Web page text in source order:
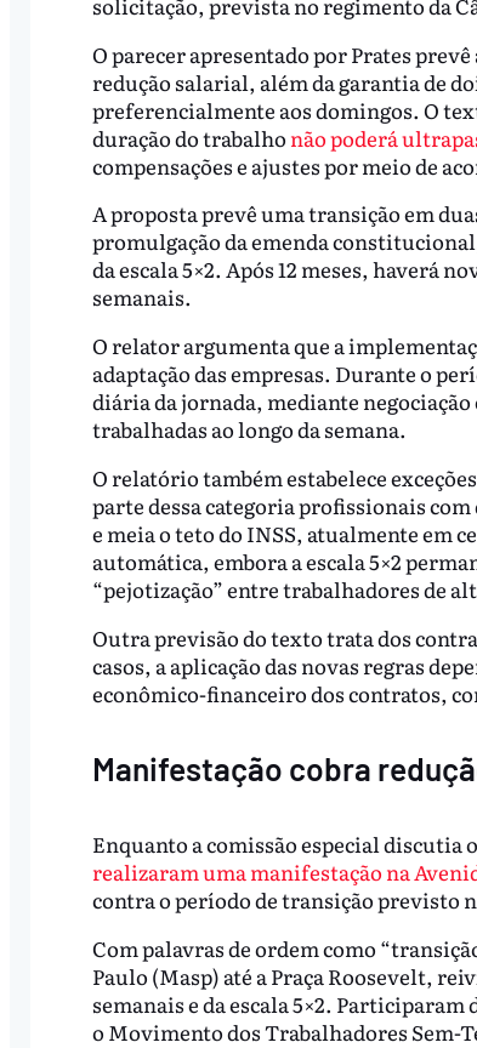
O parecer apresentado por Prates
redução salarial, além da garantia de
preferencialmente aos domingos. O
duração do trabalho não poderá
compensações e ajustes por meio de
A proposta prevê uma transição em
promulgação da emenda
da escala 5×2. Após 12 meses, haverá
semanais.
O relator argumenta que a
adaptação das empresas. Durante o
diária da jornada, mediante
trabalhadas ao longo da semana.
O relatório também estabelece
parte dessa categoria profissionais
e meia o teto do INSS, atualmente em
automática, embora a escala 5×2
“pejotização” entre trabalhadores de
Outra previsão do texto trata dos
casos, a aplicação das novas regras
econômico-financeiro dos contratos,
Manifestação cobra
Enquanto a comissão especial discutia
realizaram uma manifestação na
contra o período de transição previsto
Com palavras de ordem como
Paulo (Masp) até a Praça Roosevelt,
semanais e da escala 5×2.
o Movimento dos Trabalhadores Sem-